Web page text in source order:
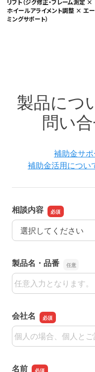
ホイールアライメント調整 × エー
ミングサポート）